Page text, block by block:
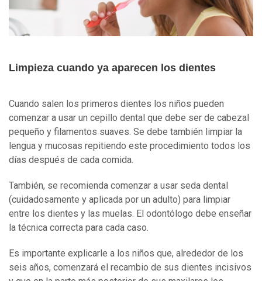
Limpieza cuando ya aparecen los dientes
Cuando salen los primeros dientes los niños pueden
comenzar a usar un cepillo dental que debe ser de cabezal
pequeño y filamentos suaves. Se debe también limpiar la
lengua y mucosas repitiendo este procedimiento todos los
días después de cada comida.
También, se recomienda comenzar a usar seda dental
(cuidadosamente y aplicada por un adulto) para limpiar
entre los dientes y las muelas. El odontólogo debe enseñar
la técnica correcta para cada caso.
Es importante explicarle a los niños que, alrededor de los
seis años, comenzará el recambio de sus dientes incisivos